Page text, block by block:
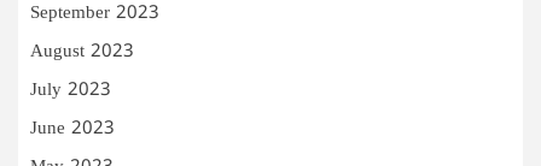
September 2023
August 2023
July 2023
June 2023